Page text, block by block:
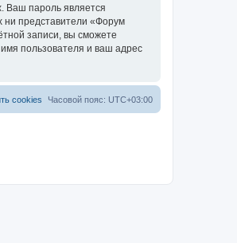
Ваш пароль является
ни представители «Форум
записи, вы сможете
пользователя и ваш адрес
Часовой пояс: UTC+03:00
cookies